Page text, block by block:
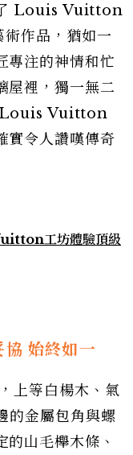
了 Louis Vuitton
作品，猶如一
專注的神情和忙
屋裡，獨一無二
Louis Vuitton
實令人讚嘆傳奇
工坊體驗頂級
始終如一
上等白楊木、氣
的金屬包角與螺
山毛櫸木條、